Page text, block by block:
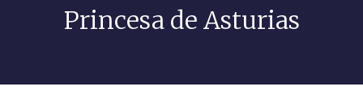
Princesa de Asturias